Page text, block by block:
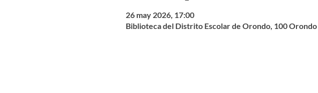
26 may 2026, 17:00
Biblioteca del Distrito Escolar de Orondo, 100 Orondo